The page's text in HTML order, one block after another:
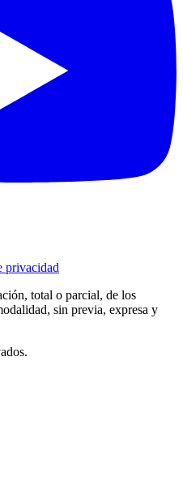
privacidad
total o parcial, de los
sin previa, expresa y